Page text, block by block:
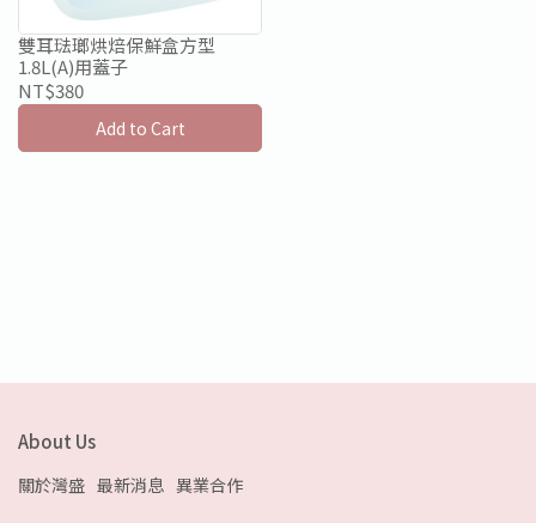
雙耳琺瑯烘焙保鮮盒方型
1.8L(A)用蓋子
NT$380
Add to Cart
About Us
關於灣盛 最新消息 異業合作